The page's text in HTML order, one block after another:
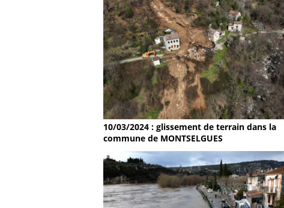
10/03/2024 : glissement de terrain dans la
commune de MONTSELGUES